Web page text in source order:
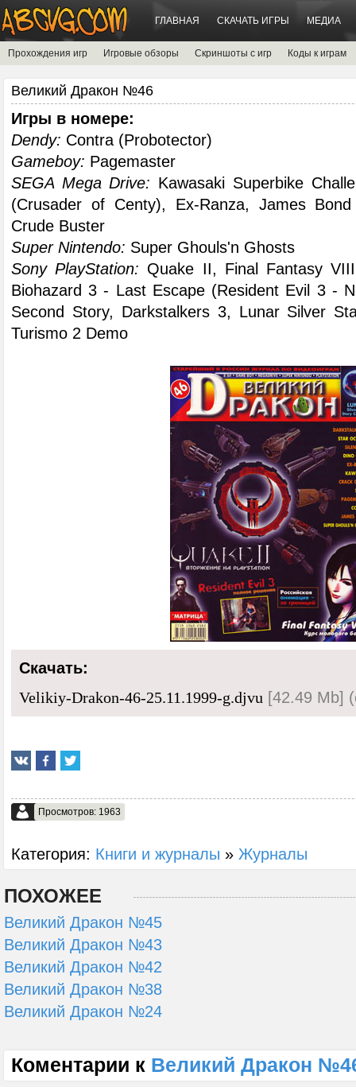
ГЛАВНАЯ СКАЧАТЬ ИГРЫ МЕДИА
Прохождения игр Игровые обзоры Скриншоты с игр Коды к играм
Великий Дракон №46
Игры в номере:
Dendy: Contra (Probotector)
Gameboy: Pagemaster
SEGA Mega Drive: Kawasaki Superbike
(Crusader of Centy), Ex-Ranza, James
Crude Buster
Super Nintendo: Super Ghouls'n Ghosts
Sony PlayStation: Quake II, Final Fantasy
Biohazard 3 - Last Escape (Resident Evil 3 -
Second Story, Darkstalkers 3, Lunar Silver
Turismo 2 Demo
Скачать:
Velikiy-Drakon-46-25.11.1999-g.djvu [42.49 Mb]
Просмотров: 1963
Категория: Книги и журналы » Журналы
ПОХОЖЕЕ
Великий Дракон №45
Великий Дракон №43
Великий Дракон №42
Великий Дракон №38
Великий Дракон №24
Коментарии к Великий Дракон